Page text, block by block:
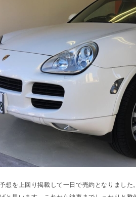
想を上回り掲載して一日で売約となりまし